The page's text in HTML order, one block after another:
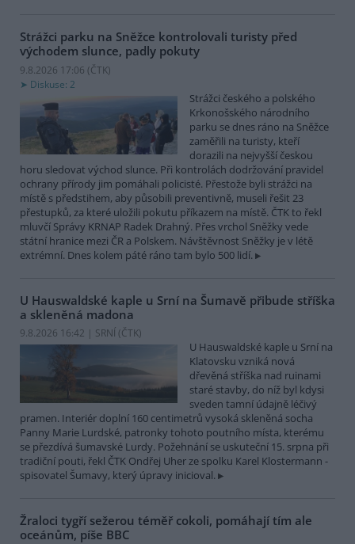
Strážci parku na Sněžce kontrolovali turisty před
východem slunce, padly pokuty
9.8.2026 17:06 (ČTK)
Diskuse: 2
Strážci českého a polského
Krkonošského národního
parku se dnes ráno na Sněžce
zaměřili na turisty, kteří
dorazili na nejvyšší českou
horu sledovat východ slunce. Při kontrolách dodržování pravidel
ochrany přírody jim pomáhali policisté. Přestože byli strážci na
místě s předstihem, aby působili preventivně, museli řešit 23
přestupků, za které uložili pokutu příkazem na místě. ČTK to řekl
mluvčí Správy KRNAP Radek Drahný. Přes vrchol Sněžky vede
státní hranice mezi ČR a Polskem. Návštěvnost Sněžky je v létě
extrémní. Dnes kolem páté ráno tam bylo 500 lidí.
U Hauswaldské kaple u Srní na Šumavě přibude stříška
a skleněná madona
9.8.2026 16:42 | SRNÍ (ČTK)
U Hauswaldské kaple u Srní na
Klatovsku vzniká nová
dřevěná stříška nad ruinami
staré stavby, do níž byl kdysi
sveden tamní údajně léčivý
pramen. Interiér doplní 160 centimetrů vysoká skleněná socha
Panny Marie Lurdské, patronky tohoto poutního místa, kterému
se přezdívá šumavské Lurdy. Požehnání se uskuteční 15. srpna při
tradiční pouti, řekl ČTK Ondřej Uher ze spolku Karel Klostermann -
spisovatel Šumavy, který úpravy inicioval.
Žraloci tygří sežerou téměř cokoli, pomáhají tím ale
oceánům, píše BBC